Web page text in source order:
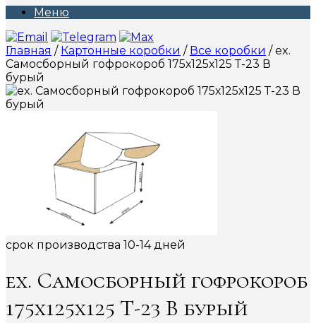
Меню
Главная / Картонные коробки / Все коробки / ex.
Самосборный гофрокороб 175х125х125 Т-23 В
бурый
срок производства 10-14 дней
ex. Самосборный гофрокороб
175х125х125 Т-23 В бурый